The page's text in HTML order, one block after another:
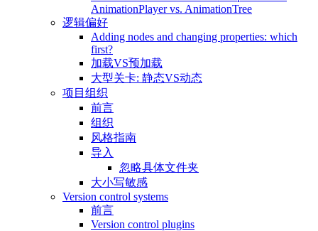
AnimationPlayer vs. AnimationTree
逻辑偏好
Adding nodes and changing properties: which
first?
加载VS预加载
大型关卡: 静态VS动态
项目组织
前言
组织
风格指南
导入
忽略具体文件夹
大小写敏感
Version control systems
前言
Version control plugins